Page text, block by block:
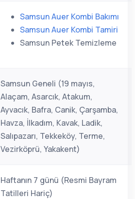
Samsun Auer Kombi Bakımı
Samsun Auer Kombi Tamiri
Samsun Petek Temizleme
Samsun Geneli (19 mayıs,
Alaçam, Asarcık, Atakum,
Ayvacık, Bafra, Canik, Çarşamba,
Havza, İlkadım, Kavak, Ladik,
Salıpazarı, Tekkeköy, Terme,
Vezirköprü, Yakakent)
Haftanın 7 günü (Resmi Bayram
Tatilleri Hariç)